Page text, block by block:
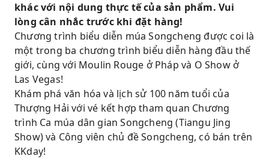
khác với nội dung thực tế của sản phẩm. Vui
lòng cân nhắc trước khi đặt hàng!
Chương trình biểu diễn múa Songcheng được coi là
một trong ba chương trình biểu diễn hàng đầu thế
giới, cùng với Moulin Rouge ở Pháp và O Show ở
Las Vegas!
Khám phá văn hóa và lịch sử 100 năm tuổi của
Thượng Hải với vé kết hợp tham quan Chương
trình Ca múa dân gian Songcheng (Tiangu Jing
Show) và Công viên chủ đề Songcheng, có bán trên
KKday!